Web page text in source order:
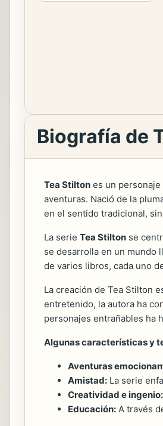
Biografía de
Tea Stilton es un
aventuras. Nació de la
en el sentido tradicional,
La serie Tea Stilton se
se desarrolla en un mundo
de varios libros, cada uno
La creación de Tea Stilton
entretenido, la autora ha
personajes entrañables ha
Algunas características y
Aventuras
Amistad: La serie
Creatividad e ingenio:
Educación: A través